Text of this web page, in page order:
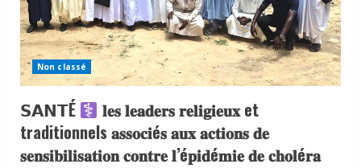
Non classé
𝗦𝗔𝗡𝗧É
𝐥𝐞𝐬 𝐥𝐞𝐚𝐝𝐞𝐫𝐬 𝐫𝐞𝐥𝐢𝐠𝐢𝐞𝐮𝐱 et
traditionnels 𝐚𝐬𝐬𝐨𝐜𝐢é𝐬 𝐚𝐮𝐱 𝐚𝐜𝐭𝐢𝐨𝐧𝐬 𝐝𝐞
𝐬𝐞𝐧𝐬𝐢𝐛𝐢𝐥𝐢𝐬𝐚𝐭𝐢𝐨𝐧 𝐜𝐨𝐧𝐭𝐫𝐞 𝐥’é𝐩𝐢𝐝é𝐦𝐢𝐞 𝐝𝐞 𝐜𝐡𝐨𝐥é𝐫𝐚